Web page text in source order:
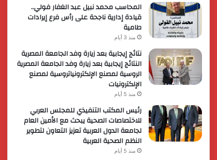
المحاسب محمد نبيل عبد الغفار فولي..
قيادة إدارية ناجحة على رأس فرع إيرادات
طامية
منذ 3 أيام
نتائج إيجابية بعد زيارة وفد الجامعة المصرية
النتائج إيجابية بعد زيارة وفد الجامعة المصرية
الروسية لمصنع الإلكترونياتروسية لمصنع
الإلكترونيات
منذ 5 أيام
رئيس المكتب التنفيذي للمجلس العربي
للاختصاصات الصحية يبحث مع الأمين العام
لجامعة الدول العربية تعزيز التعاون لتطوير
النظم الصحية العربية
منذ 5 أيام